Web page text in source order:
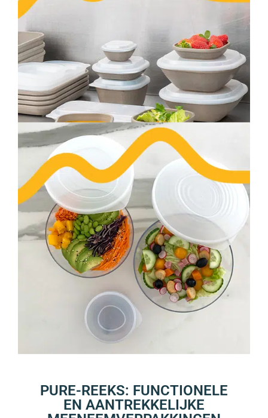
PURE-REEKS: FUNCTIONELE
EN AANTREKKELIJKE